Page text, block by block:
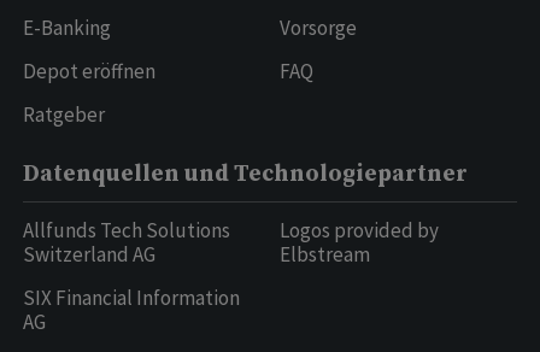
E-Banking
Depot eröffnen
Ratgeber
Vorsorge
FAQ
Datenquellen und Technologiepartner
Allfunds Tech Solutions
Switzerland AG
SIX Financial Information
AG
Logos provided by
Elbstream